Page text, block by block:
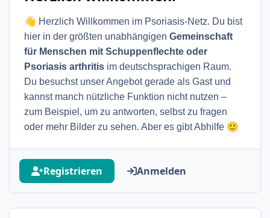
👋 Herzlich Willkommen im Psoriasis-Netz. Du bist
hier in der größten unabhängigen Gemeinschaft
für Menschen mit Schuppenflechte oder
Psoriasis arthritis im deutschsprachigen Raum.
Du besuchst unser Angebot gerade als Gast und
kannst manch nützliche Funktion nicht nutzen –
zum Beispiel, um zu antworten, selbst zu fragen
oder mehr Bilder zu sehen. Aber es gibt Abhilfe 🙂
Registrieren Anmelden